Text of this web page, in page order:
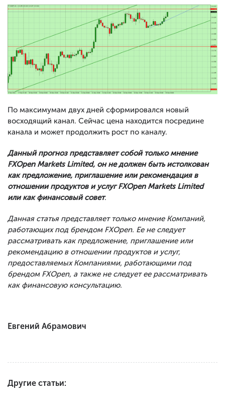
По максимумам двух дней сформировался новый
восходящий канал. Сейчас цена находится посредине
канала и может продолжить рост по каналу.
Данный прогноз представляет собой только мнение
FXOpen Markets Limited, он не должен быть истолкован
как предложение, приглашение или рекомендация в
отношении продуктов и услуг FXOpen Markets Limited
или как финансовый совет.
Данная статья представляет только мнение Компаний,
работающих под брендом FXOpen. Ее не следует
рассматривать как предложение, приглашение или
рекомендацию в отношении продуктов и услуг,
предоставляемых Компаниями, работающими под
брендом FXOpen, а также не следует ее рассматривать
как финансовую консультацию.
Евгений Абрамович
Другие статьи: